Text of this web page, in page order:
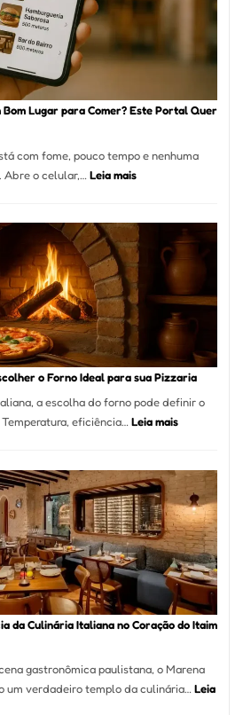
reservar
Paulo
Lugar para Comer? Este Portal Quer
com fome, pouco tempo e nenhuma
Abre o celular,… Leia mais:
Encontrar
um
Bom
Lugar
para
Comer?
Este
Portal
Resolver
Isso
o Forno Ideal para sua Pizzaria
a escolha do forno pode definir o
eficiência…Leia mais:
Como
Escolher
o
Forno
Ideal
para
sua
Pizzaria
da Culinária Italiana no Coração do Itaim
gastronômica paulistana, o Marena
um verdadeiro templo da culinária… Leia